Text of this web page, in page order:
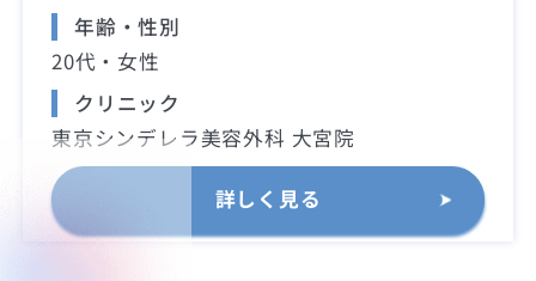
年齢・性別
20代・女性
クリニック
東京シンデレラ美容外科 大宮院
詳しく見る